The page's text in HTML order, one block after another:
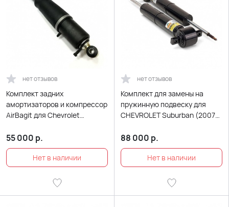
нет отзывов
Комплект задних
амортизаторов и компрессор
AirBagit для Chevrolet
2011)
55 000 р.
нет отзывов
Комплект для замены на
пружинную подвеску для
CHEVROLET Suburban (2007-
88 000 р.